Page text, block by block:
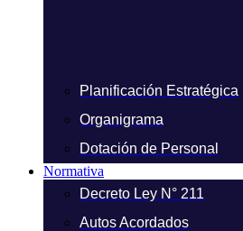
Planificación Estratégica
Organigrama
Dotación de Personal
Normativa
Decreto Ley N° 211
Autos Acordados